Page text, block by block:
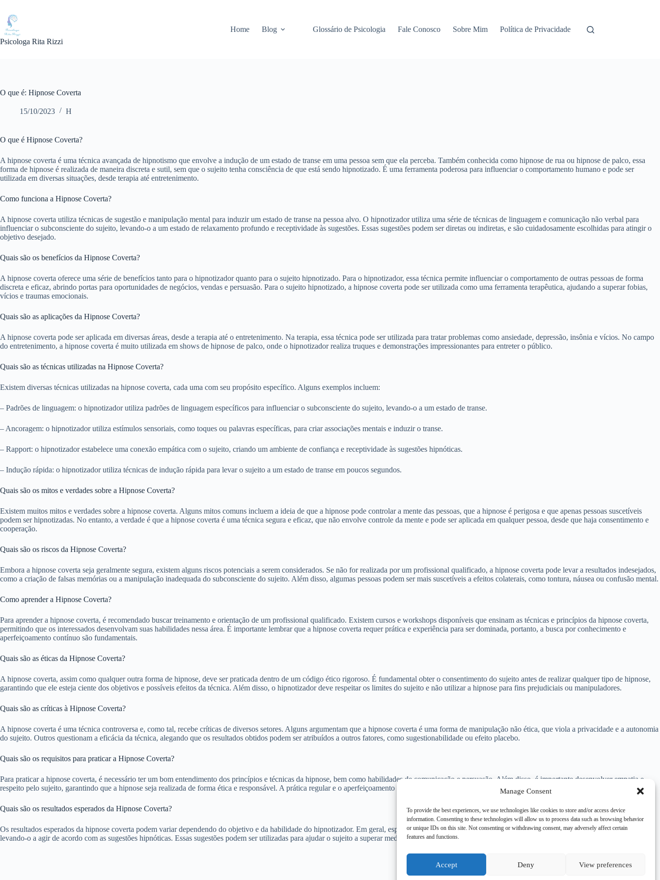
Manage Consent
To provide the best experiences, we use technologies like cookies to store and/or access device
information. Consenting to these technologies will allow us to process data such as browsing behavior
or unique IDs on this site. Not consenting or withdrawing consent, may adversely affect certain
features and functions.
Accept Deny View preferences
para
conteúdo
Psicologa Rita Rizzi
Home Blog Glossário de Psicologia Fale Conosco Sobre Mim Política de Privacidade
O que é: Hipnose Coverta
15/10/2023 H
O que é Hipnose Coverta?
A hipnose coverta é uma técnica avançada de hipnotismo que envolve a indução de um estado de transe em uma pessoa sem que ela perceba. Também conhecida como hipnose de rua ou hipnose de palco, essa
forma de hipnose é realizada de maneira discreta e sutil, sem que o sujeito tenha consciência de que está sendo hipnotizado. É uma ferramenta poderosa para influenciar o comportamento humano e pode ser
utilizada em diversas situações, desde terapia até entretenimento.
Como funciona a Hipnose Coverta?
A hipnose coverta utiliza técnicas de sugestão e manipulação mental para induzir um estado de transe na pessoa alvo. O hipnotizador utiliza uma série de técnicas de linguagem e comunicação não verbal para
influenciar o subconsciente do sujeito, levando-o a um estado de relaxamento profundo e receptividade às sugestões. Essas sugestões podem ser diretas ou indiretas, e são cuidadosamente escolhidas para atingir o
objetivo desejado.
Quais são os benefícios da Hipnose Coverta?
A hipnose coverta oferece uma série de benefícios tanto para o hipnotizador quanto para o sujeito hipnotizado. Para o hipnotizador, essa técnica permite influenciar o comportamento de outras pessoas de forma
discreta e eficaz, abrindo portas para oportunidades de negócios, vendas e persuasão. Para o sujeito hipnotizado, a hipnose coverta pode ser utilizada como uma ferramenta terapêutica, ajudando a superar fobias,
vícios e traumas emocionais.
Quais são as aplicações da Hipnose Coverta?
A hipnose coverta pode ser aplicada em diversas áreas, desde a terapia até o entretenimento. Na terapia, essa técnica pode ser utilizada para tratar problemas como ansiedade, depressão, insônia e vícios. No campo
do entretenimento, a hipnose coverta é muito utilizada em shows de hipnose de palco, onde o hipnotizador realiza truques e demonstrações impressionantes para entreter o público.
Quais são as técnicas utilizadas na Hipnose Coverta?
Existem diversas técnicas utilizadas na hipnose coverta, cada uma com seu propósito específico. Alguns exemplos incluem:
– Padrões de linguagem: o hipnotizador utiliza padrões de linguagem específicos para influenciar o subconsciente do sujeito, levando-o a um estado de transe.
– Ancoragem: o hipnotizador utiliza estímulos sensoriais, como toques ou palavras específicas, para criar associações mentais e induzir o transe.
– Rapport: o hipnotizador estabelece uma conexão empática com o sujeito, criando um ambiente de confiança e receptividade às sugestões hipnóticas.
– Indução rápida: o hipnotizador utiliza técnicas de indução rápida para levar o sujeito a um estado de transe em poucos segundos.
Quais são os mitos e verdades sobre a Hipnose Coverta?
Existem muitos mitos e verdades sobre a hipnose coverta. Alguns mitos comuns incluem a ideia de que a hipnose pode controlar a mente das pessoas, que a hipnose é perigosa e que apenas pessoas suscetíveis
podem ser hipnotizadas. No entanto, a verdade é que a hipnose coverta é uma técnica segura e eficaz, que não envolve controle da mente e pode ser aplicada em qualquer pessoa, desde que haja consentimento e
cooperação.
Quais são os riscos da Hipnose Coverta?
Embora a hipnose coverta seja geralmente segura, existem alguns riscos potenciais a serem considerados. Se não for realizada por um profissional qualificado, a hipnose coverta pode levar a resultados indesejados,
como a criação de falsas memórias ou a manipulação inadequada do subconsciente do sujeito. Além disso, algumas pessoas podem ser mais suscetíveis a efeitos colaterais, como tontura, náusea ou confusão mental.
Como aprender a Hipnose Coverta?
Para aprender a hipnose coverta, é recomendado buscar treinamento e orientação de um profissional qualificado. Existem cursos e workshops disponíveis que ensinam as técnicas e princípios da hipnose coverta,
permitindo que os interessados desenvolvam suas habilidades nessa área. É importante lembrar que a hipnose coverta requer prática e experiência para ser dominada, portanto, a busca por conhecimento e
aperfeiçoamento contínuo são fundamentais.
Quais são as éticas da Hipnose Coverta?
A hipnose coverta, assim como qualquer outra forma de hipnose, deve ser praticada dentro de um código ético rigoroso. É fundamental obter o consentimento do sujeito antes de realizar qualquer tipo de hipnose,
garantindo que ele esteja ciente dos objetivos e possíveis efeitos da técnica. Além disso, o hipnotizador deve respeitar os limites do sujeito e não utilizar a hipnose para fins prejudiciais ou manipuladores.
Quais são as críticas à Hipnose Coverta?
A hipnose coverta é uma técnica controversa e, como tal, recebe críticas de diversos setores. Alguns argumentam que a hipnose coverta é uma forma de manipulação não ética, que viola a privacidade e a autonomia
do sujeito. Outros questionam a eficácia da técnica, alegando que os resultados obtidos podem ser atribuídos a outros fatores, como sugestionabilidade ou efeito placebo.
Quais são os requisitos para praticar a Hipnose Coverta?
Para praticar a hipnose coverta, é necessário ter um bom entendimento dos princípios e técnicas da hipnose, bem como habilidades de comunicação e persuasão. Além disso, é importante desenvolver empatia e
respeito pelo sujeito, garantindo que a hipnose seja realizada de forma ética e responsável. A prática regular e o aperfeiçoamento contínuo também são fundamentais para se tornar um hipnotizador coverta eficaz.
Quais são os resultados esperados da Hipnose Coverta?
Os resultados esperados da hipnose coverta podem variar dependendo do objetivo e da habilidade do hipnotizador. Em geral, espera-se que a hipnose coverta seja capaz de influenciar o comportamento do sujeito,
levando-o a agir de acordo com as sugestões hipnóticas. Essas sugestões podem ser utilizadas para ajudar o sujeito a superar medos, vícios ou traumas, ou para influenciar suas decisões e ações de forma positiva.